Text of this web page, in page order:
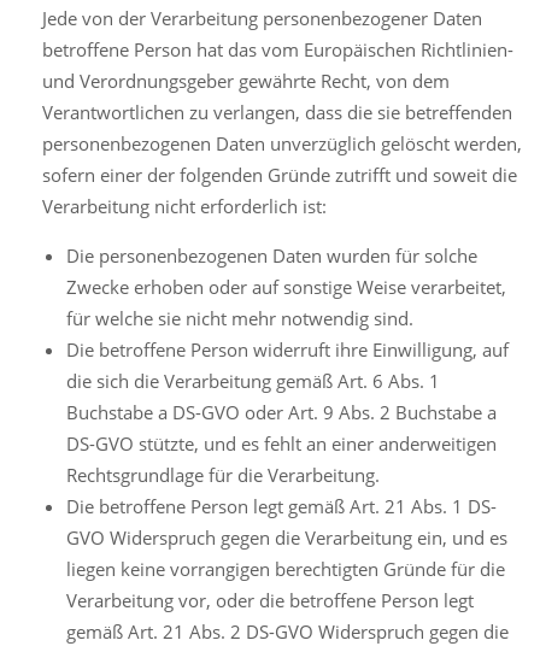
Jede von der Verarbeitung personenbezogener Daten
betroffene Person hat das vom Europäischen Richtlinien-
und Verordnungsgeber gewährte Recht, von dem
Verantwortlichen zu verlangen, dass die sie betreffenden
personenbezogenen Daten unverzüglich gelöscht werden,
sofern einer der folgenden Gründe zutrifft und soweit die
Verarbeitung nicht erforderlich ist:
Die personenbezogenen Daten wurden für solche
Zwecke erhoben oder auf sonstige Weise verarbeitet,
für welche sie nicht mehr notwendig sind.
Die betroffene Person widerruft ihre Einwilligung, auf
die sich die Verarbeitung gemäß Art. 6 Abs. 1
Buchstabe a DS-GVO oder Art. 9 Abs. 2 Buchstabe a
DS-GVO stützte, und es fehlt an einer anderweitigen
Rechtsgrundlage für die Verarbeitung.
Die betroffene Person legt gemäß Art. 21 Abs. 1 DS-
GVO Widerspruch gegen die Verarbeitung ein, und es
liegen keine vorrangigen berechtigten Gründe für die
Verarbeitung vor, oder die betroffene Person legt
gemäß Art. 21 Abs. 2 DS-GVO Widerspruch gegen die